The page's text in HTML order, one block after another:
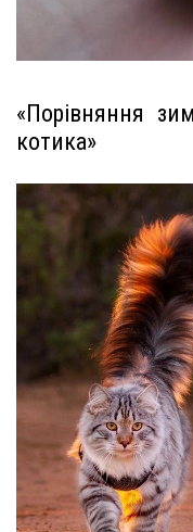
«Порівняння
котика»